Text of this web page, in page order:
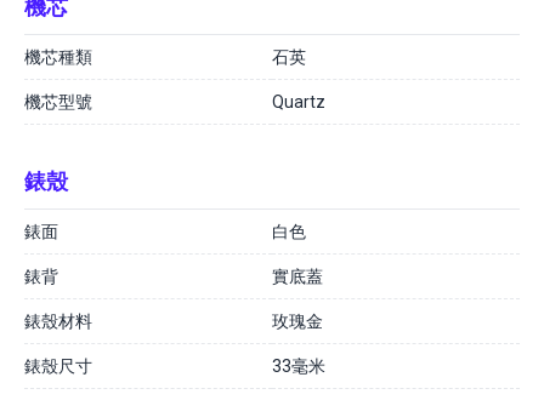
機芯
機芯種類 石英
機芯型號 Quartz
錶殼
錶面 白色
錶背 實底蓋
錶殼材料 玫瑰金
錶殼尺寸 33毫米